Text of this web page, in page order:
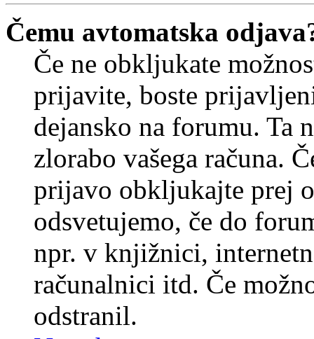
Čemu avtomatska
Če ne obkljukate
prijavite, boste
dejansko na forumu. Ta
zlorabo vašega računa.
prijavo obkljukajte prej
odsvetujemo, če do
npr. v knjižnici,
računalnici itd. Če
odstranil.